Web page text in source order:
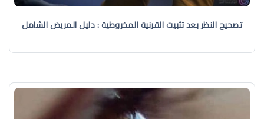
تصحيح النظر بعد تثبيت القرنية المخروطية : دليل المريض الشامل